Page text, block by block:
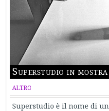
Superstudio in
ALTRO
Superstudio è il nome di